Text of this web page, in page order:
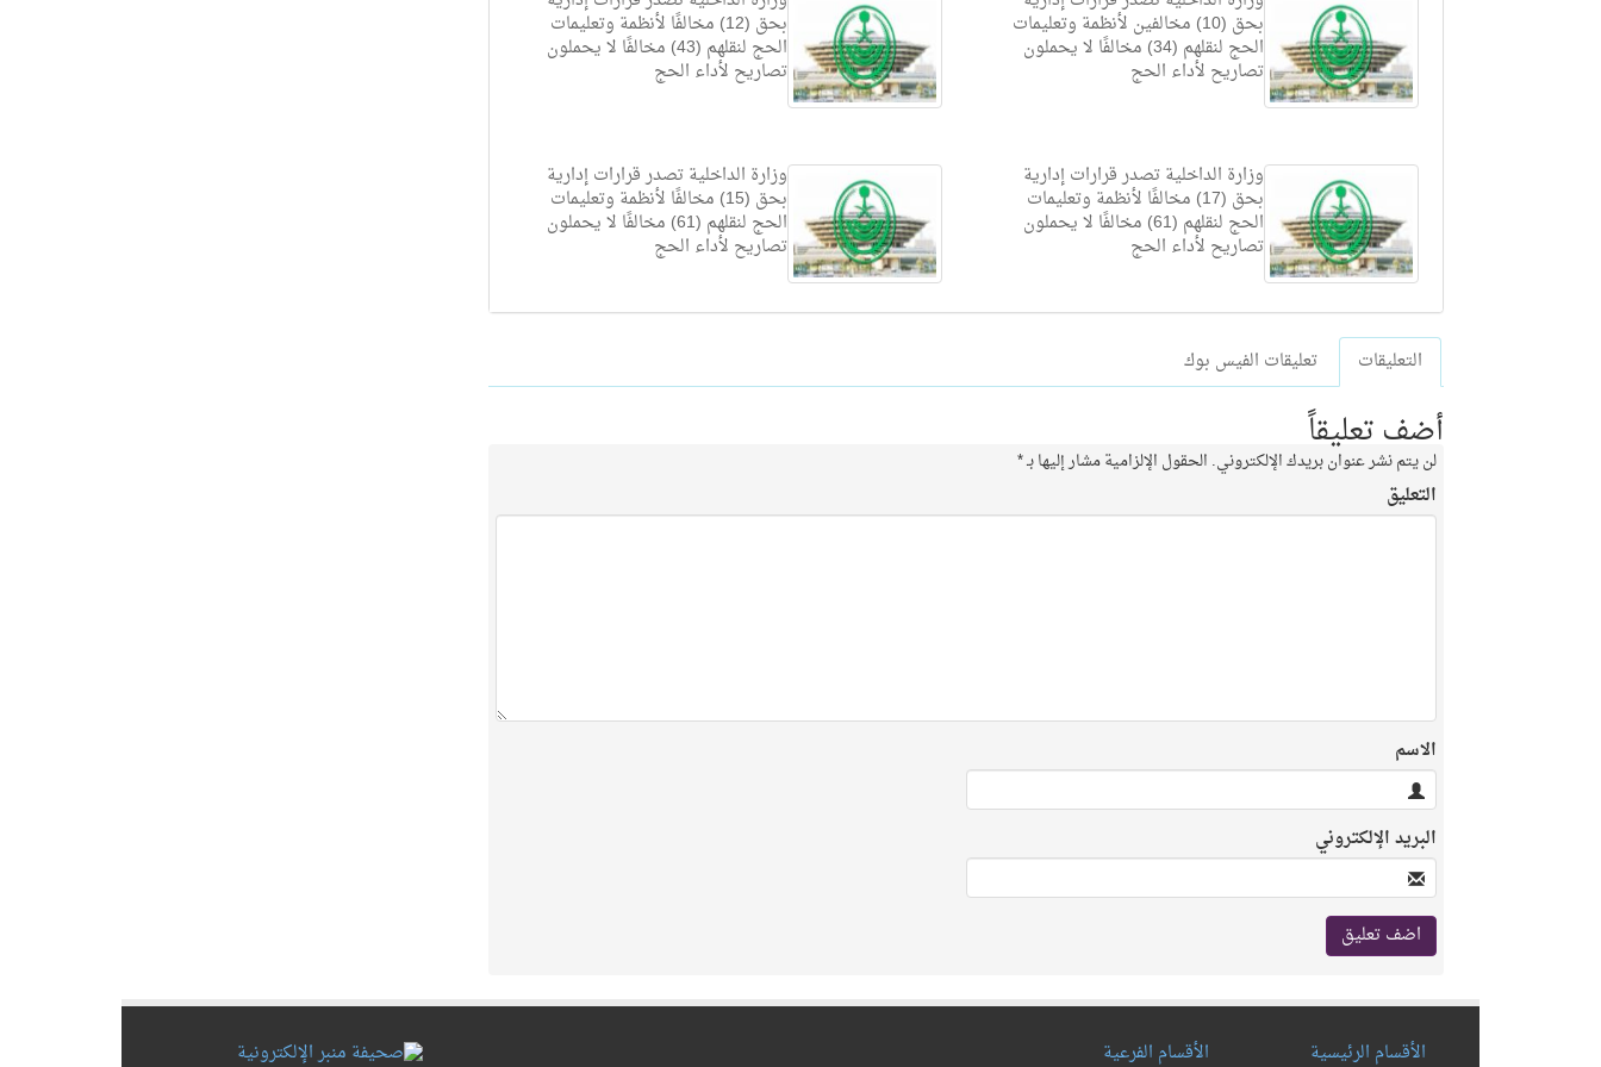
بحق (12) مخالفًا لأنظمة وتعليمات
الحج لنقلهم (43) مخالفًا لا يحملون
تصاريح لأداء الحج
بحق (10) مخالفين لأنظمة وتعليمات
الحج لنقلهم (34) مخالفًا لا يحملون
تصاريح لأداء الحج
وزارة الداخلية تصدر قرارات إدارية
بحق (15) مخالفًا لأنظمة وتعليمات
الحج لنقلهم (61) مخالفًا لا يحملون
تصاريح لأداء الحج
وزارة الداخلية تصدر قرارات إدارية
بحق (17) مخالفًا لأنظمة وتعليمات
الحج لنقلهم (61) مخالفًا لا يحملون
تصاريح لأداء الحج
التعليقات تعليقات الفيس بوك
أضف تعليقاً
لن يتم نشر عنوان بريدك الإلكتروني. الحقول الإلزامية مشار إليها بـ*
التعليق
الاسم
البريد الإلكتروني
الأقسام الرئيسية الأقسام الفرعية